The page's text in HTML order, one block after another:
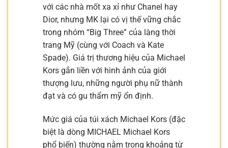
với các nhà mốt xa xỉ như Chanel hay
Dior, nhưng MK lại có vị thế vững chắc
trong nhóm “Big Three” của làng thời
trang Mỹ (cùng với Coach và Kate
Spade). Giá trị thương hiệu của Michael
Kors gắn liền với hình ảnh của giới
thượng lưu, những người phụ nữ thành
đạt và có gu thẩm mỹ ổn định.
Mức giá của túi xách Michael Kors (đặc
biệt là dòng MICHAEL Michael Kors
phổ biến) thường nằm trong khoảng từ